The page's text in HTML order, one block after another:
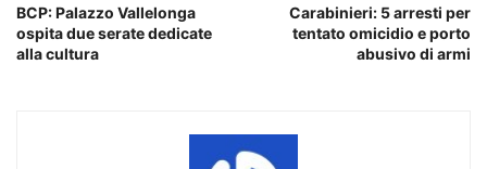
BCP: Palazzo Vallelonga
ospita due serate dedicate
alla cultura
Carabinieri: 5 arresti per
tentato omicidio e porto
abusivo di armi